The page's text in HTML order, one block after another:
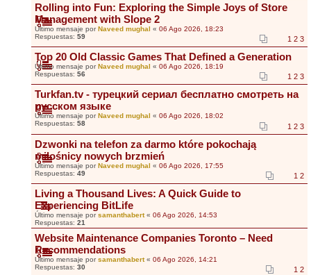
Rolling into Fun: Exploring the Simple Joys of Store
Management with Slope 2
Último mensaje porNaveed mughal « 06 Ago 2026, 18:23
Respuestas: 59 1 2 3
Top 20 Old Classic Games That Defined a Generation
Último mensaje porNaveed mughal « 06 Ago 2026, 18:19
Respuestas: 56 1 2 3
Turkfan.tv - турецкий сериал бесплатно смотреть на
русском языке
Último mensaje por Naveed mughal « 06 Ago 2026, 18:02
Respuestas: 58 1 2 3
Dzwonki na telefon za darmo które pokochają
miłośnicy nowych brzmień
Último mensaje porNaveed mughal « 06 Ago 2026, 17:55
Respuestas: 49 1 2
Living a Thousand Lives: A Quick Guide to
Experiencing BitLife
Último mensaje porsamanthabert« 06 Ago 2026, 14:53
Respuestas: 21
Website Maintenance Companies Toronto – Need
Recommendations
Último mensaje porsamanthabert« 06 Ago 2026, 14:21
Respuestas: 30 1 2